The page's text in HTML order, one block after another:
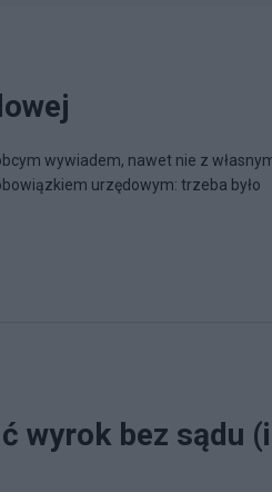
wywiadem, nawet nie z
urzędowym: trzeba było
wyrok bez sądu (i